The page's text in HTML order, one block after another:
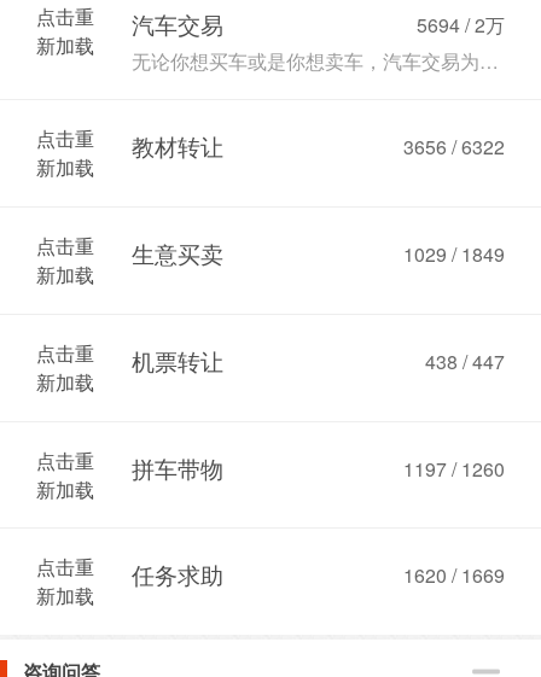
点击重
新加载
5694 /2万
汽车交易
无论你想买车或是你想卖车，汽车交易为您提供了良好的平台和重要的信息
点击重
新加载
3656 / 6322
教材转让
点击重
新加载
1029 / 1849
生意买卖
点击重
新加载
438 / 447
机票转让
点击重
新加载
1197 / 1260
拼车带物
点击重
新加载
1620 / 1669
任务求助